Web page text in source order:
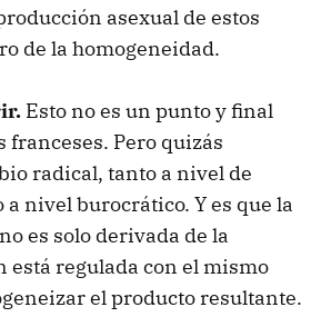
asexual de estos
de la homogeneidad.
Esto no es un punto y final
franceses. Pero quizás
radical, tanto a nivel de
nivel burocrático. Y es que la
es solo derivada de la
está regulada con el mismo
el producto resultante.